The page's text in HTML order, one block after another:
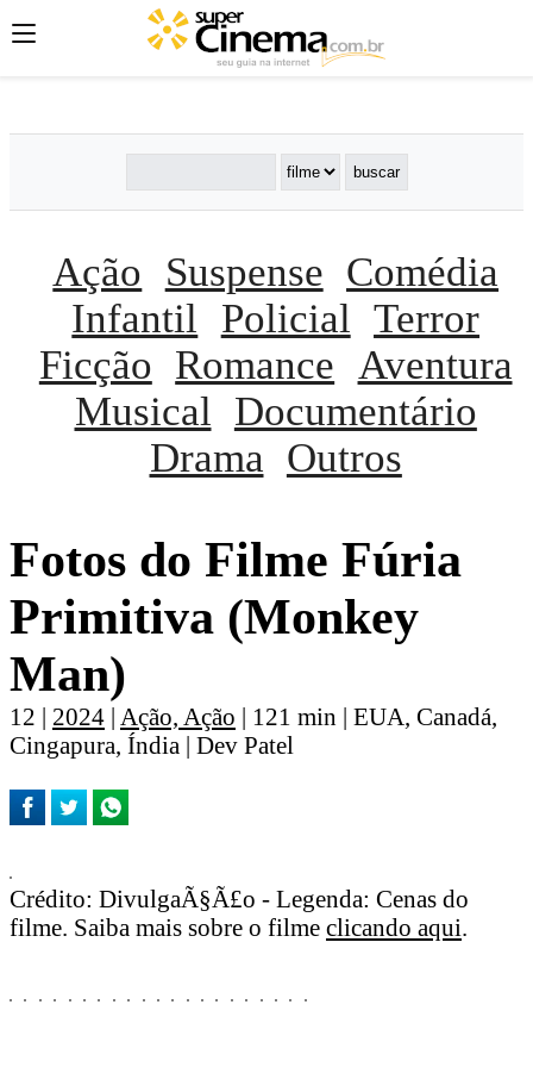
';';
Ação Suspense Comédia
Infantil
Policial Terror
Ficção Romance Aventura
Musical
Documentário
Drama Outros
Fotos do Filme Fúria
Primitiva (Monkey
Man)
12 | 2024 | Ação, Ação | 121 min | EUA, Canadá,
Cingapura, Índia | Dev Patel
Crédito: DivulgaÃ§Ã£o - Legenda: Cenas do
filme. Saiba mais sobre o filme clicando aqui.